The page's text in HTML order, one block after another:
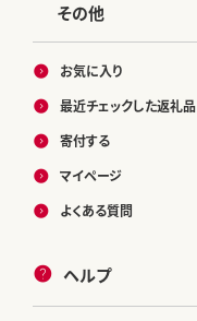
その他
お気に入り
最近チェックした返礼品
寄付する
マイページ
よくある質問
ヘルプ